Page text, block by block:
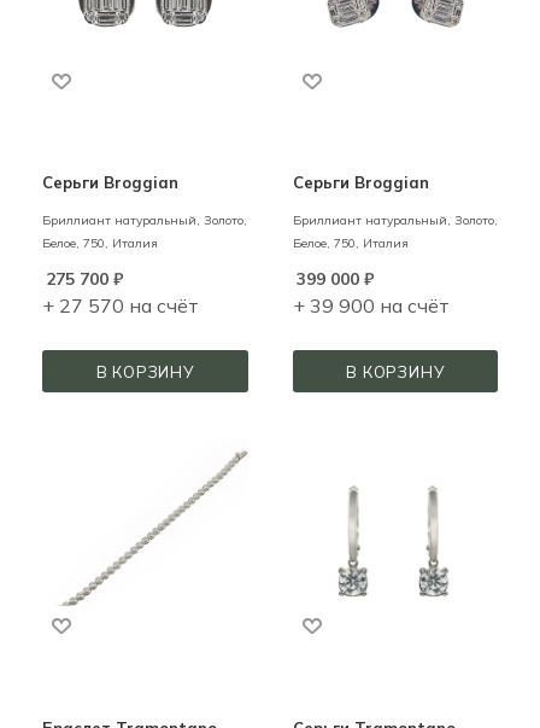
Серьги Broggian
Бриллиант натуральный, Золото,
Белое, 750, Италия
275 700 ₽
+ 27 570 на счёт
В КОРЗИНУ
Серьги Broggian
Бриллиант натуральный, Золото,
Белое, 750, Италия
399 000₽
+ 39 900 на счёт
В КОРЗИНУ